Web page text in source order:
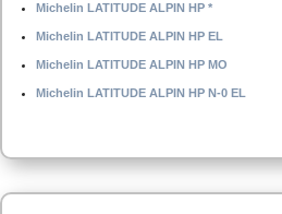
Michelin LATITUDE ALPIN HP *
Michelin LATITUDE ALPIN HP EL
Michelin LATITUDE ALPIN HP MO
Michelin LATITUDE ALPIN HP N-0 EL